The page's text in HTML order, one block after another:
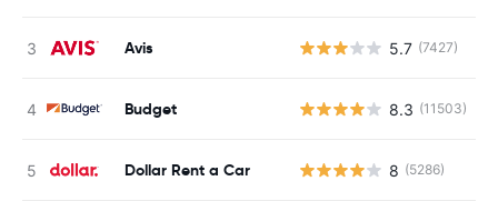
Avis 5.7 (7427)
Budget 8.3 (11503)
Dollar Rent a Car 8 (5286)